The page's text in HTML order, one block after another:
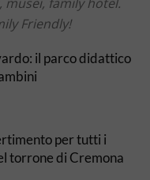
Friendly!
il parco didattico
per tutti i
torrone di Cremona